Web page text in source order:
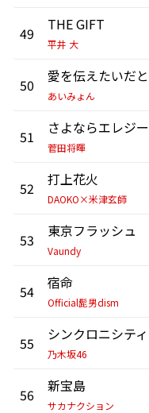
49 THE GIFT
平井 大
50 愛を伝えたいだ
あいみょん
51 さよならエレジー
菅田将暉
52 打上花火
DAOKO×米津玄師
53 東京フラッシュ
Vaundy
54 宿命
Official髭男dism
55 シンクロニシティ
乃木坂46
56 新宝島
サカナクション